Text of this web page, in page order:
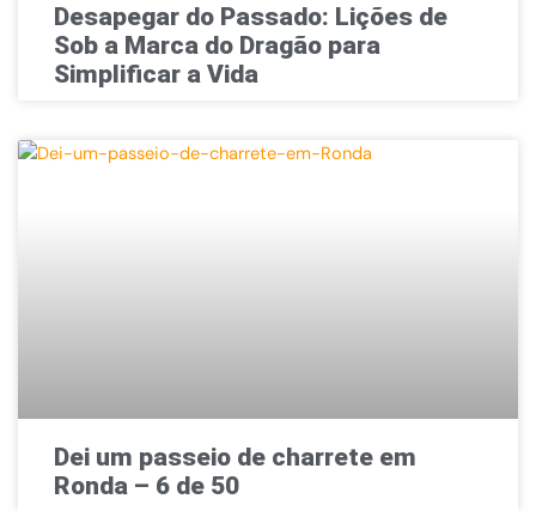
Desapegar do Passado: Lições de
Sob a Marca do Dragão para
Simplificar a Vida
Dei um passeio de charrete em
Ronda – 6 de 50